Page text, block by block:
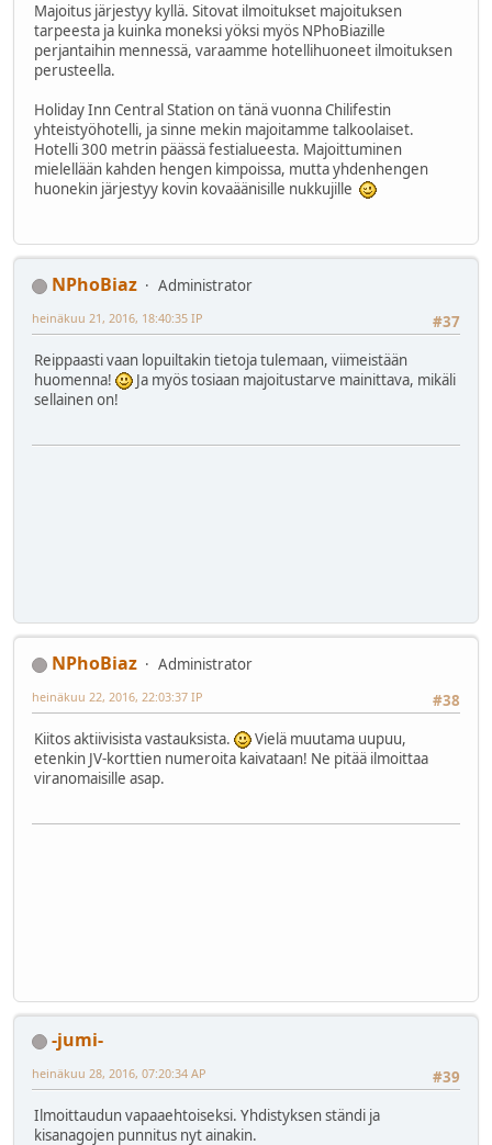
Majoitus järjestyy kyllä. Sitovat ilmoitukset majoituksen
tarpeesta ja kuinka moneksi yöksi myös NPhoBiazille
perjantaihin mennessä, varaamme hotellihuoneet ilmoituksen
perusteella.
Holiday Inn Central Station on tänä vuonna Chilifestin
yhteistyöhotelli, ja sinne mekin majoitamme talkoolaiset.
Hotelli 300 metrin päässä festialueesta. Majoittuminen
mielellään kahden hengen kimpoissa, mutta yhdenhengen
huonekin järjestyy kovin kovaäänisille nukkujille
NPhoBiaz
Administrator
#37
heinäkuu 21, 2016, 18:40:35 IP
Reippaasti vaan lopuiltakin tietoja tulemaan, viimeistään
huomenna!
Ja myös tosiaan majoitustarve mainittava, mikäli
sellainen on!
NPhoBiaz
Administrator
#38
heinäkuu 22, 2016, 22:03:37 IP
Kiitos aktiivisista vastauksista.
Vielä muutama uupuu,
etenkin JV-korttien numeroita kaivataan! Ne pitää ilmoittaa
viranomaisille asap.
-jumi-
#39
heinäkuu 28, 2016, 07:20:34 AP
Ilmoittaudun vapaaehtoiseksi. Yhdistyksen ständi ja
kisanagojen punnitus nyt ainakin.